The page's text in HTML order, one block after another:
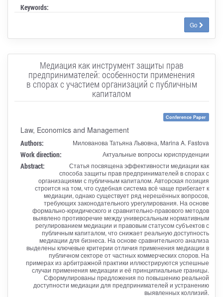
Keywords:
Go
Медиация как инструмент защиты прав
предпринимателей: особенности применения
в спорах с участием организаций с публичным
капиталом
Conference Paper
Law, Economics and Management
Authors: Милованова Татьяна Львовна, Marina A. Fastova
Work direction: Актуальные вопросы юриспруденции
Abstract:
Статья посвящена эффективности медиации как
способа защиты прав предпринимателей в спорах с
организациями с публичным капиталом. Авторская позиция
строится на том, что судебная система всё чаще прибегает к
медиации, однако существует ряд нерешённых вопросов,
требующих законодательного урегулирования. На основе
формально-юридического и сравнительно-правового методов
выявлено противоречие между универсальным нормативным
регулированием медиации и правовым статусом субъектов с
публичным капиталом, что снижает реальную доступность
медиации для бизнеса. На основе сравнительного анализа
выделены ключевые критерии отличия применения медиации в
публичном секторе от частных коммерческих споров. На
примерах из арбитражной практики иллюстрируются успешные
случаи применения медиации и её принципиальные границы.
Сформулированы предложения по повышению реальной
доступности медиации для предпринимателей и устранению
выявленных коллизий.